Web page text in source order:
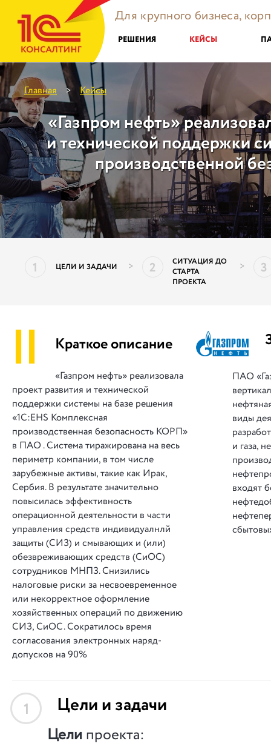
Для крупного бизнеса,
РЕШЕНИЯ КЕЙСЫ
Главная > Кейсы
«Газпром нефть»
и технической поддержки
производственной
1 ЦЕЛИ И ЗАДАЧИ > 2
СИТУАЦИЯ ДО
СТАРТА
ПРОЕКТА
> 3
|| Краткое описание
«Газпром нефть» реализовала
проект развития и технической
поддержки системы на базе решения
«1С:EHS Комплексная
производственная безопасность КОРП»
в ПАО . Система тиражирована на весь
периметр компании, в том числе
зарубежные активы, такие как Ирак,
Сербия. В результате значительно
повысилась эффективность
операционной деятельности в части
управления средств индивидуалнлй
защиты (СИЗ) и смывающих и (или)
обезвреживающих средств (СиОС)
сотрудников МНПЗ. Снизились
налоговые риски за несвоевременное
или некорректное оформление
хозяйственных операций по движению
СИЗ, СиОС.Сократилось время
согласования электронных наряд-
допусков на 90%
ПАО
виды
и газа,
входят
1 Цели и задачи
Цели проекта: